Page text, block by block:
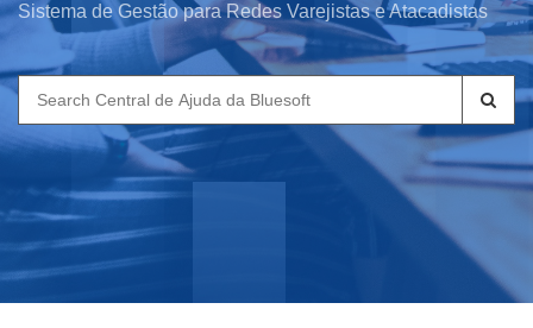
Sistema de Gestão para Redes Varejistas e Atacadistas
Search
for: